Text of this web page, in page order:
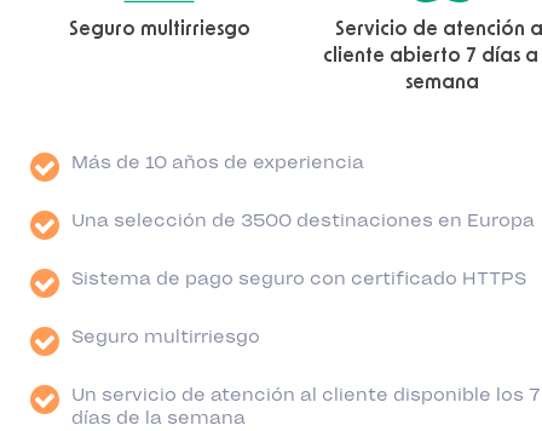
Seguro multirriesgo
Servicio de atención
cliente abierto 7 días a
semana
Más de 10 años de experiencia
Una selección de 3500 destinaciones en Europa
Sistema de pago seguro con certificado HTTPS
Seguro multirriesgo
Un servicio de atención al cliente disponible los 7
días de la semana